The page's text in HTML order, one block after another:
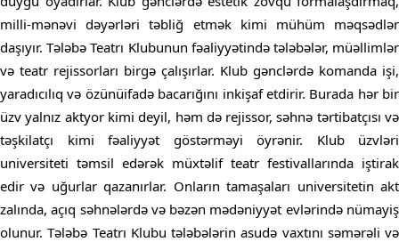
milli-mənəvi dəyərləri təbliğ etmək kimi mühüm məqsədlər
daşıyır. Tələbə Teatrı Klubunun fəaliyyətində tələbələr, müəllimlər
və teatr rejissorları birgə çalışırlar. Klub gənclərdə komanda işi,
yaradıcılıq və özünüifadə bacarığını inkişaf etdirir. Burada hər bir
üzv yalnız aktyor kimi deyil, həm də rejissor, səhnə tərtibatçısı və
təşkilatçı kimi fəaliyyət göstərməyi öyrənir. Klub üzvləri
universiteti təmsil edərək müxtəlif teatr festivallarında iştirak
edir və uğurlar qazanırlar. Onların tamaşaları universitetin akt
zalında, açıq səhnələrdə və bəzən mədəniyyət evlərində nümayiş
olunur. Tələbə Teatrı Klubu tələbələrin asudə vaxtını səmərəli və